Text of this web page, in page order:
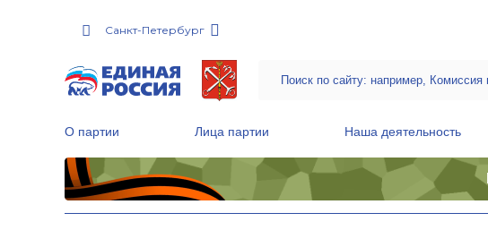
Санкт-Петербург
О партии Лица партии Наша деятельность